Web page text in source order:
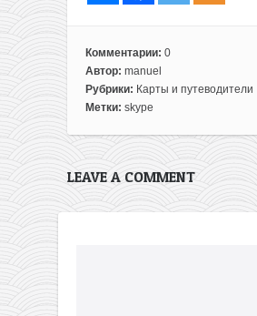
Комментарии: 0
Автор: manuel
Рубрики: Карты и путеводители
Метки: skype
LEAVE A COMMENT